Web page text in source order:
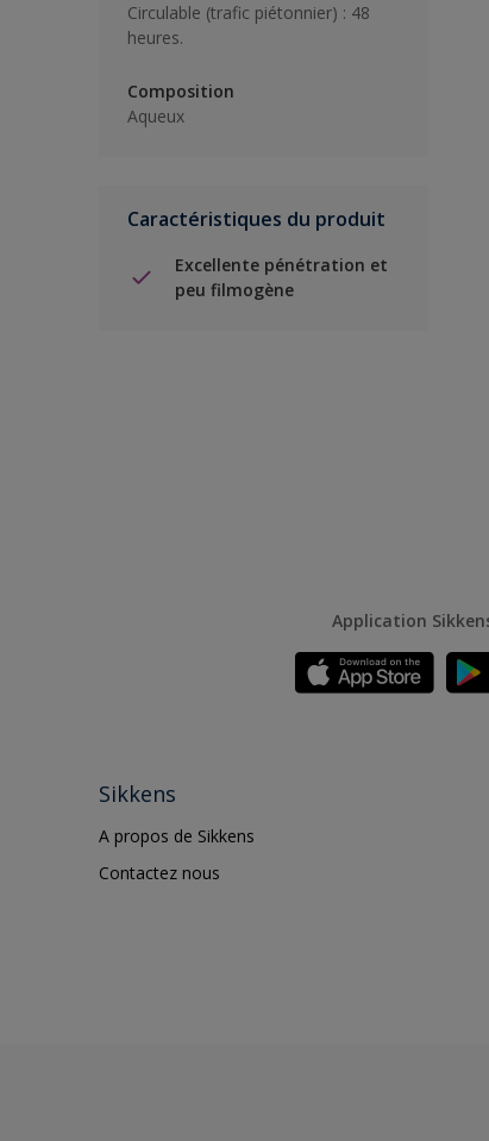
Circulable (trafic piétonnier) : 48
heures.
Composition
Aqueux
Caractéristiques du produit
Excellente pénétration et
peu filmogène
Application
Sikkens
A propos de Sikkens
Contactez nous